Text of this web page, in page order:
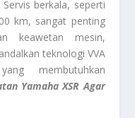
berkala, seperti
km, sangat penting
keawetan mesin,
teknologi VVA
membutuhkan
Yamaha XSR Agar